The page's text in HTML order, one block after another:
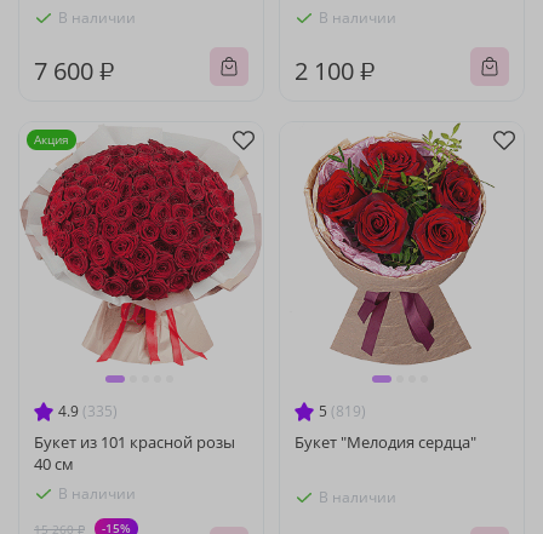
В наличии
7 600 ₽
В наличии
2 100 ₽
4.9 (335)
Букет из 101 красной розы
40 см
В наличии
15 260 ₽ -15%
Акция
5 (819)
Букет "Мелодия сердца"
В наличии